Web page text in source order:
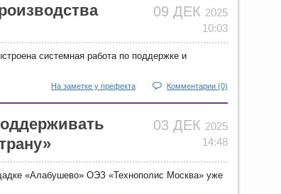
09 ДЕК 2025
10:03
системная работа по поддержке и
На заметке у префекта Комментарии (0)
03 ДЕК 2025
14:48
«Алабушево» ОЭЗ «Технополис Москва» уже